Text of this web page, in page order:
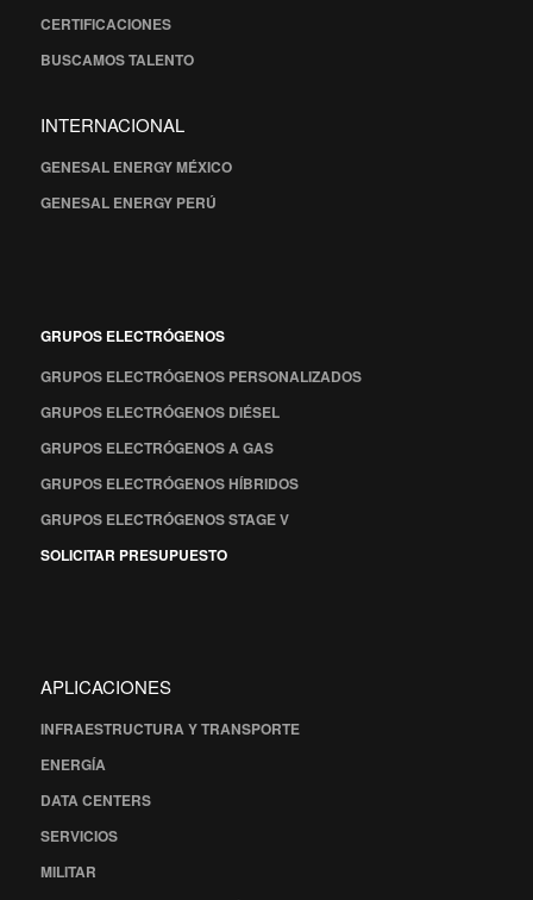
CERTIFICACIONES
BUSCAMOS TALENTO
INTERNACIONAL
GENESAL ENERGY MÉXICO
GENESAL ENERGY PERÚ
GRUPOS ELECTRÓGENOS
GRUPOS ELECTRÓGENOS PERSONALIZADOS
GRUPOS ELECTRÓGENOS DIÉSEL
GRUPOS ELECTRÓGENOS A GAS
GRUPOS ELECTRÓGENOS HÍBRIDOS
GRUPOS ELECTRÓGENOS STAGE V
SOLICITAR PRESUPUESTO
APLICACIONES
INFRAESTRUCTURA Y TRANSPORTE
ENERGÍA
DATA CENTERS
SERVICIOS
MILITAR